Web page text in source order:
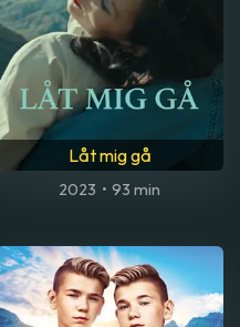
Låt mig gå
2023 • 93 min